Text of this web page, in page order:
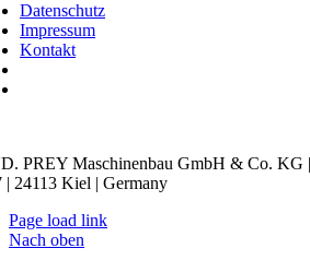
Datenschutz
Impressum
Kontakt
PREY Maschinenbau GmbH & Co. KG
| 24113 Kiel | Germany
Page load link
Nach oben